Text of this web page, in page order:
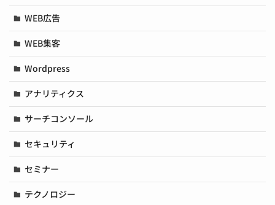
WEB広告
WEB集客
Wordpress
アナリティクス
サーチコンソール
セキュリティ
セミナー
テクノロジー